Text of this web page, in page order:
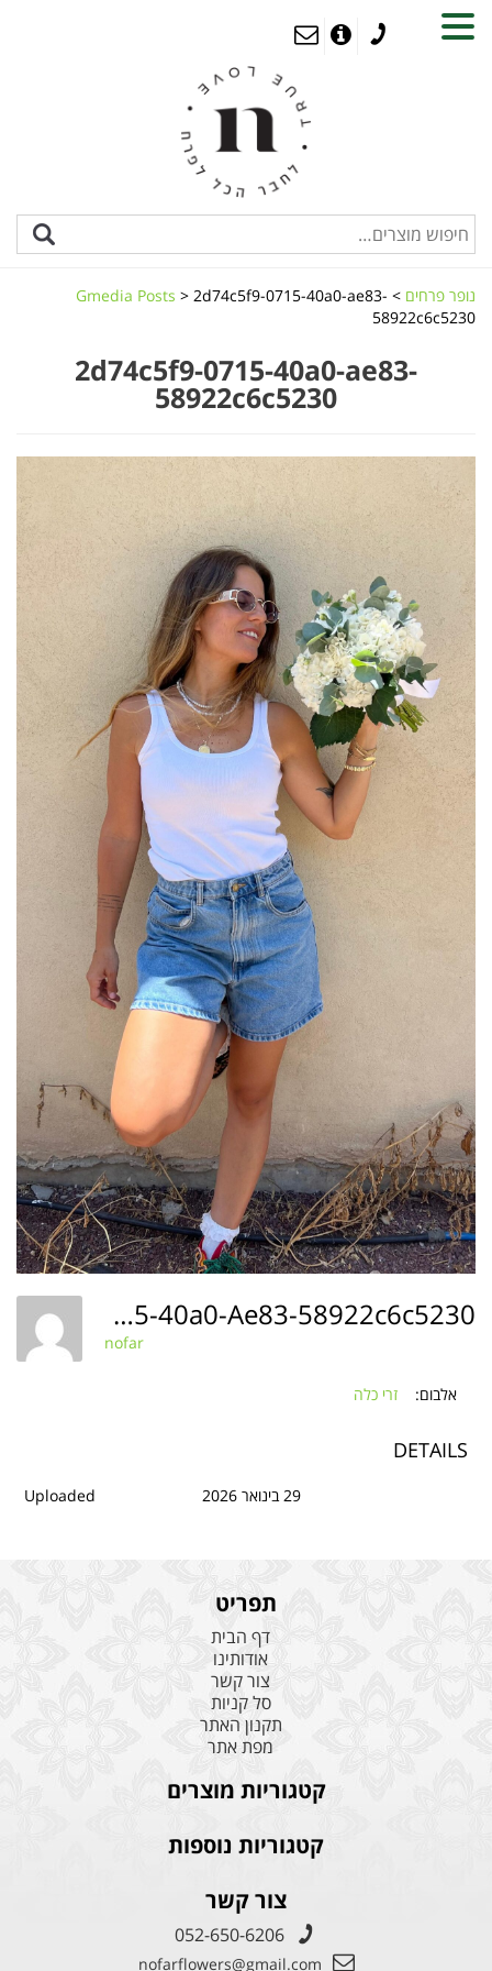
נופר פרחים >
Gmedia Posts > 2d74c5f9-0715-40a0-ae83-
58922c6c5230
2d74c5f9-0715-40a0-ae83-
58922c6c5230
2d74c5f9-0715-40a0-Ae83-58922c6c5230
nofar
אלבום: זרי כלה
DETAILS
Uploaded 29 בינואר 2026
תפריט
דף הבית
אודותינו
צור קשר
סל קניות
תקנון האתר
מפת אתר
קטגוריות מוצרים
קטגוריות נוספות
צור קשר
052-650-6206
nofarflowers@gmail.com